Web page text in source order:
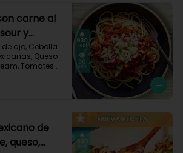
| Grasas 49g |
carne al
y
de ajo, Cebolla
Queso
Tomates
Impresa.
de
queso,